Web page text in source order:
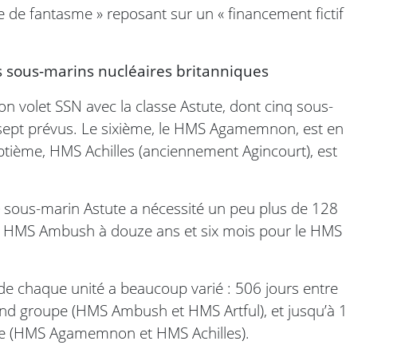
de fantasme » reposant sur un « financement fictif
marins nucléaires britanniques
volet SSN avec la classe Astute, dont cinq sous-
prévus. Le sixième, le HMS Agamemnon, est en
HMS Achilles (anciennement Agincourt), est
marin Astute a nécessité un peu plus de 128
Ambush à douze ans et six mois pour le HMS
chaque unité a beaucoup varié : 506 jours entre
groupe (HMS Ambush et HMS Artful), et jusqu’à 1
Agamemnon et HMS Achilles).